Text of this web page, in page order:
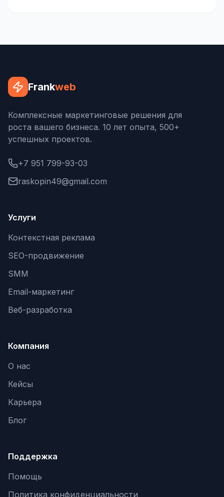
Frankweb
Комплексные маркетинговые решения для
роста вашего бизнеса. 10 лет опыта, 500+
успешных проектов.
+7 951 799-93-03
raskopin49@gmail.com
Услуги
Контекстная реклама
SEO-продвижение
SMM
Email-маркетинг
Веб-разработка
Компания
О нас
Кейсы
Карьера
Блог
Поддержка
Помощь
Политика конфиденциальности